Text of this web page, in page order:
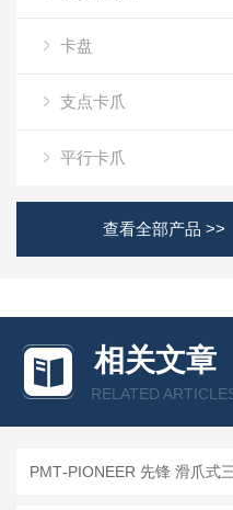
卡盘
支点卡爪
平行卡爪
查看全部产品 >>
相关文章
RELATED